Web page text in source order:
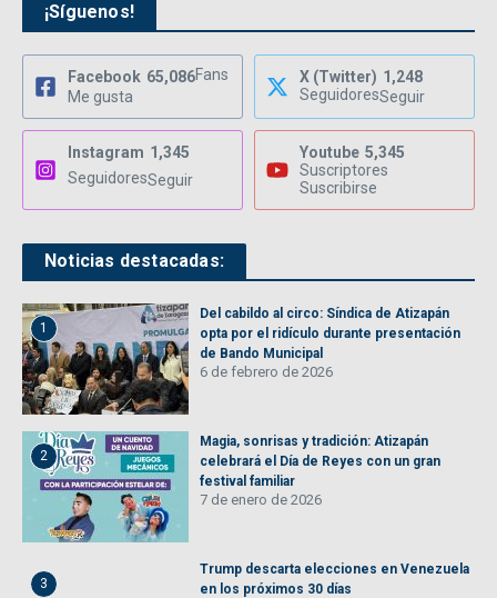
¡Síguenos!
Facebook 65,086Fans
Me gusta
X (Twitter) 1,248
SeguidoresSeguir
Instagram 1,345
SeguidoresSeguir
Youtube 5,345
Suscriptores
Suscribirse
Noticias destacadas:
1
Del cabildo al circo: Síndica de Atizapán
opta por el ridículo durante presentación
de Bando Municipal
6 de febrero de 2026
2
Magia, sonrisas y tradición: Atizapán
celebrará el Día de Reyes con un gran
festival familiar
7 de enero de 2026
3
Trump descarta elecciones en Venezuela
en los próximos 30 días